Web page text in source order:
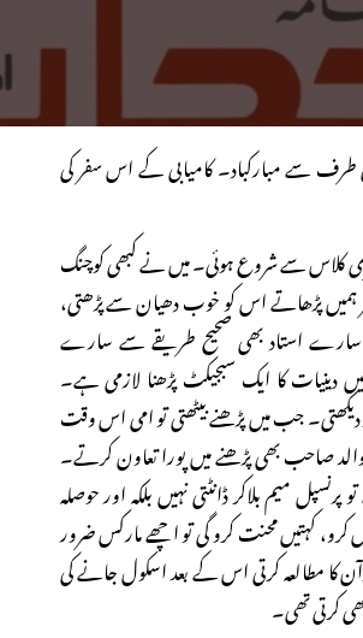
سے مبارکباد۔ کامیابی کے اس سفر کی
کلاس سے شروع ہوئی۔ میں نے کبھی کوچنگ
ہمیں پڑھاتے اس کو خوب دھیان سے پڑھتی،
سارے استاد بھی صحیح طریقے سے سارے
کا ایک سبجیکٹ پڑھنا لازمی ہے۔
جب میں پڑھنے بیٹھتی تو امی اس وقت
والد صاحب بھی پڑھنے میں پورا تعاون کرتے۔
میم بلاکر ڈانٹتی نہیں بلکہ اور حوصلہ
کہتیں محنت کرو گی تو اچھے مارکس ضرور
کا مطالعہ کرتی اس کے بعد اسکول جانے کی
کرتی تھی۔